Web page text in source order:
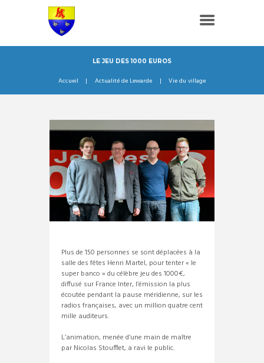
LE JEU DES 1000 EUROS
Accueil Actualité de Lewarde Vie du village
Plus de 150 personnes se sont déplacées à la
salle des fêtes Henri Martel, pour tenter « le
super banco » du célèbre jeu des 1000€,
diffusé sur France Inter, l’émission la plus
écoutée pendant la pause méridienne, sur les
radios françaises, avec un million quatre cent
mille auditeurs.
L’animation, menée d’une main de maître
par Nicolas Stoufflet, a ravi le public.